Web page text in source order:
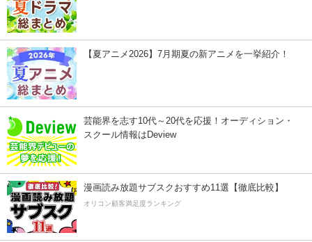
【夏アニメ2026】7月期夏の新アニメを一挙紹介！
芸能界を志す10代～20代を応援！オーディション・
スクール情報はDeview
漫画読み放題サブスクおすすめ11選【徹底比較】
オリコン顧客満足度ランキング